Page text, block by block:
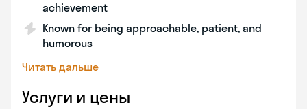
achievement
Known for being approachable, patient, and
humorous
Читать дальше
Услуги и цены